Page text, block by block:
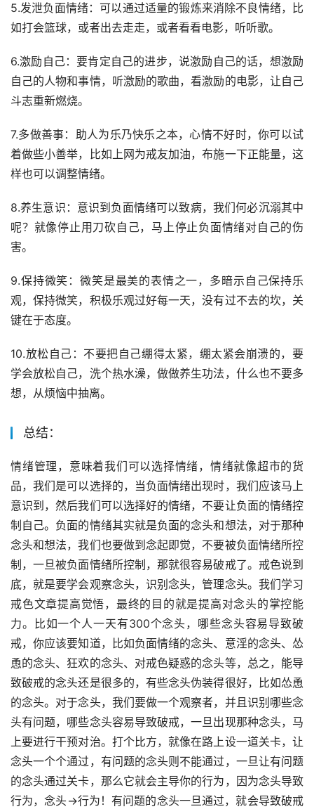
5.发泄负面情绪：可以通过适量的锻炼来消除不良情绪，比
如打会篮球，或者出去走走，或者看看电影，听听歌。
6.激励自己：要肯定自己的进步，说激励自己的话，想激励
自己的人物和事情，听激励的歌曲，看激励的电影，让自己
斗志重新燃烧。
7.多做善事：助人为乐乃快乐之本，心情不好时，你可以试
着做些小善举，比如上网为戒友加油，布施一下正能量，这
样也可以调整情绪。
8.养生意识：意识到负面情绪可以致病，我们何必沉溺其中
呢？就像停止用刀砍自己，马上停止负面情绪对自己的伤
害。
9.保持微笑：微笑是最美的表情之一，多暗示自己保持乐
观，保持微笑，积极乐观过好每一天，没有过不去的坎，关
键在于态度。
10.放松自己：不要把自己绷得太紧，绷太紧会崩溃的，要
学会放松自己，洗个热水澡，做做养生功法，什么也不要多
想，从烦恼中抽离。
总结：
情绪管理，意味着我们可以选择情绪，情绪就像超市的货
品，我们是可以选择的，当负面情绪出现时，我们应该马上
意识到，然后我们可以选择好的情绪，不要让负面的情绪控
制自己。负面的情绪其实就是负面的念头和想法，对于那种
念头和想法，我们也要做到念起即觉，不要被负面情绪所控
制，一旦被负面情绪所控制，那就很容易破戒了。戒色说到
底，就是要学会观察念头，识别念头，管理念头。我们学习
戒色文章提高觉悟，最终的目的就是提高对念头的掌控能
力。比如一个人一天有300个念头，哪些念头容易导致破
戒，你应该要知道，比如负面情绪的念头、意淫的念头、怂
恿的念头、狂欢的念头、对戒色疑惑的念头等，总之，能导
致破戒的念头还是很多的，有些念头伪装得很好，比如怂恿
的念头。对于念头，我们要做一个观察者，并且识别哪些念
头有问题，哪些念头容易导致破戒，一旦出现那种念头，马
上要进行干预对治。打个比方，就像在路上设一道关卡，让
念头一个个通过，有问题的念头则不能通过，一旦让有问题
的念头通过关卡，那么它就会主导你的行为，因为念头导致
行为，念头→行为！有问题的念头一旦通过，就会导致破戒